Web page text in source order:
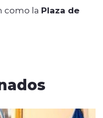
como la Plaza de